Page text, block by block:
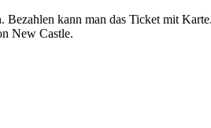
kann man das Ticket mit
New Castle.